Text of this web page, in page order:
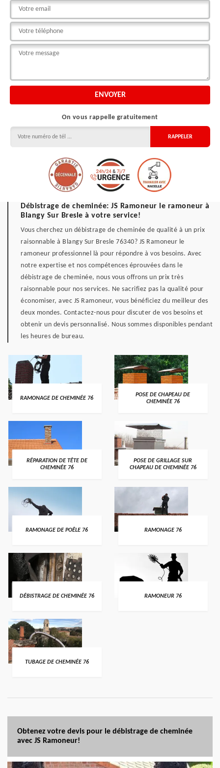
On vous rappelle gratuitement
Débistrage de cheminée: JS Ramoneur le ramoneur à
Blangy Sur Bresle à votre service!
Vous cherchez un débistrage de cheminée de qualité à un prix
raisonnable à Blangy Sur Bresle 76340? JS Ramoneur le
ramoneur professionnel là pour répondre à vos besoins. Avec
notre expertise et nos compétences éprouvées dans le
débistrage de cheminée, nous vous offrons un prix très
raisonnable pour nos services. Ne sacrifiez pas la qualité pour
économiser, avec JS Ramoneur, vous bénéficiez du meilleur des
deux mondes. Contactez-nous pour discuter de vos besoins et
obtenir un devis personnalisé. Nous sommes disponibles pendant
les heures de bureau.
RAMONAGE DE CHEMINÉE 76
POSE DE CHAPEAU DE
CHEMINÉE 76
RÉPARATION DE TÊTE DE
CHEMINÉE 76
POSE DE GRILLAGE SUR
CHAPEAU DE CHEMINÉE 76
RAMONAGE DE POÊLE 76 RAMONAGE 76
DÉBISTRAGE DE CHEMINÉE 76 RAMONEUR 76
TUBAGE DE CHEMINÉE 76
Obtenez votre devis pour le débistrage de cheminée
avec JS Ramoneur!